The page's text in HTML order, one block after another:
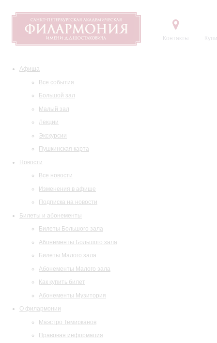
Контакты
Афиша
Все события
Большой зал
Малый зал
Лекции
Экскурсии
Пушкинская карта
Новости
Все новости
Изменения в афише
Подписка на новости
Билеты и абонементы
Билеты Большого зала
Абонементы Большого зала
Билеты Малого зала
Абонементы Малого зала
Как купить билет
Абонементы Музитория
О филармонии
Маэстро Темирканов
Правовая информация